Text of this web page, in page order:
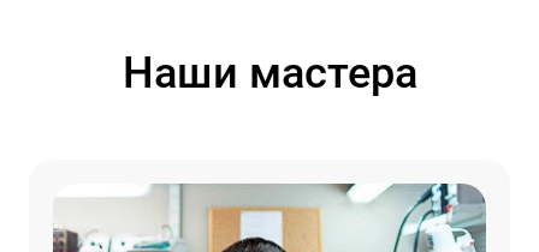
Наши мастера